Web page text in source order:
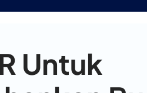
Untuk